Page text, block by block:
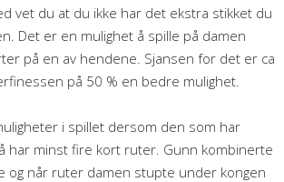
vet du at du ikke har det ekstra stikket du
Det er en mulighet å spille på damen
på en av hendene. Sjansen for det er ca
på 50 % en bedre mulighet.
i spillet dersom den som har
har minst fire kort ruter. Gunn kombinerte
og når ruter damen stupte under kongen